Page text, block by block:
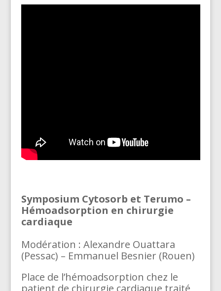
Symposium Cytosorb et Terumo –
Hémoadsorption en chirurgie
cardiaque
Modération : Alexandre Ouattara
(Pessac) – Emmanuel Besnier (Rouen)
Place de l’hémoadsorption chez le
patient de chirurgie cardiaque traité